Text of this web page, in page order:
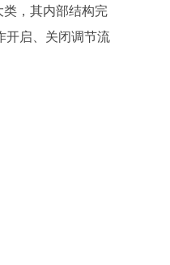
，其内部结构完
开启、关闭调节流